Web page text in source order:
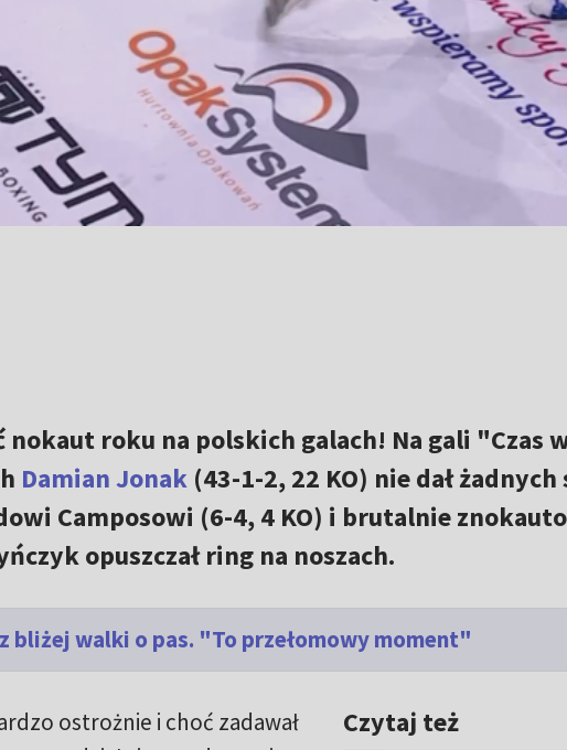
nokaut roku na polskich galach! Na gali "Czas
Damian Jonak(43-1-2, 22 KO) nie dał żadnych
Camposowi (6-4, 4 KO) i brutalnie
opuszczał ring na noszach.
bliżej walki o pas. "To przełomowy moment"
Czytaj też
ostrożnie i choć zadawał